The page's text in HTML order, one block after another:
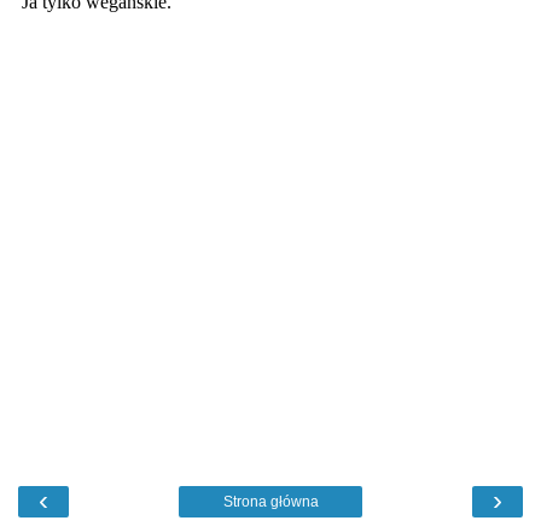
‹ ›
Strona główna